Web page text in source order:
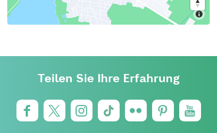
Teilen Sie Ihre Erfahrung